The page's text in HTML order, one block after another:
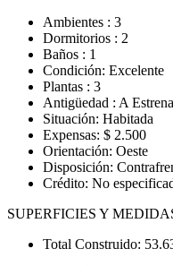
Ambientes : 3
Dormitorios : 2
Baños : 1
Condición: Excelente
Plantas : 3
Antigüedad : A
Situación: Habitada
Expensas: $ 2.500
Orientación: Oeste
Disposición:
Crédito: No
SUPERFICIES Y
Total Construido: